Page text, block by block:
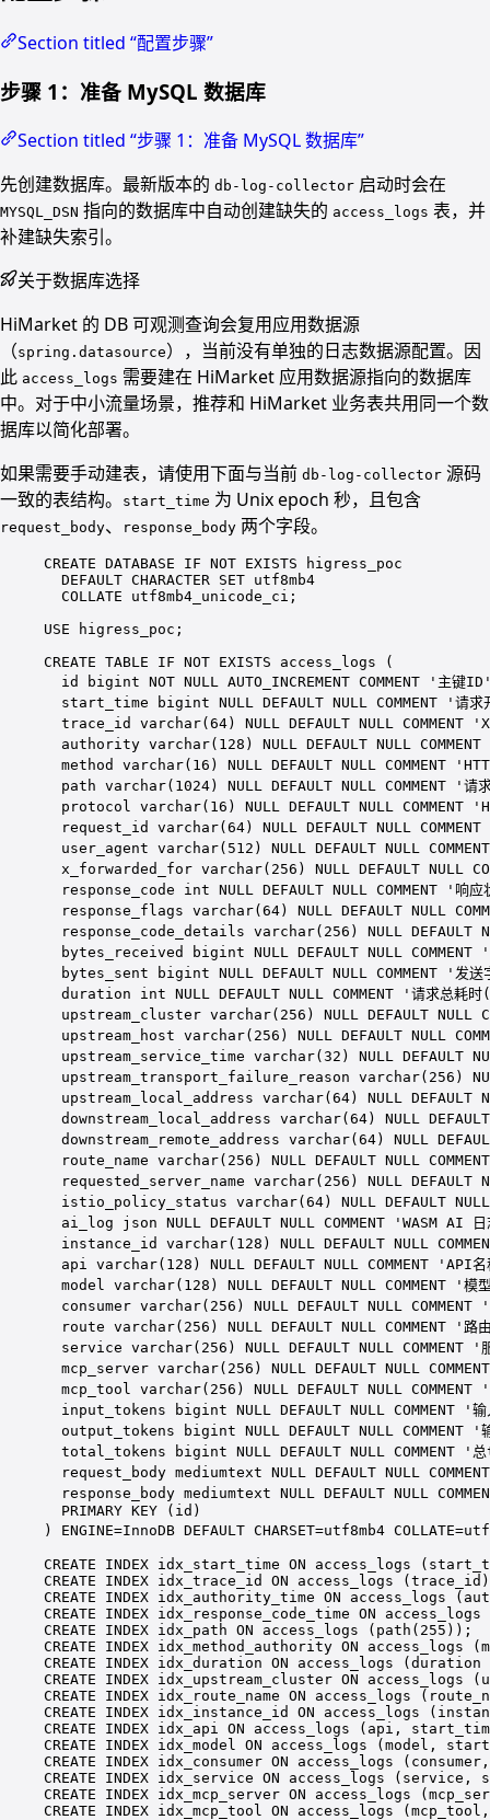
Section titled “配置步骤”
步骤 1：准备 MySQL 数据库
Section titled “步骤 1：准备 MySQL 数据库”
先创建数据库。最新版本的 db-log-collector 启动时会在
MYSQL_DSN 指向的数据库中自动创建缺失的 access_logs 表，并
补建缺失索引。
关于数据库选择
HiMarket 的 DB 可观测查询会复用应用数据源
（spring.datasource），当前没有单独的日志数据源配置。因
此 access_logs 需要建在 HiMarket 应用数据源指向的数据库
中。对于中小流量场景，推荐和 HiMarket 业务表共用同一个数
据库以简化部署。
如果需要手动建表，请使用下面与当前 db-log-collector 源码
一致的表结构。
start_time 为 Unix epoch 秒，且包含
request_body、 response_body 两个字段。
CREATE DATABASE IF NOT EXISTS higress_poc
DEFAULT CHARACTER SET utf8mb4
COLLATE utf8mb4_unicode_ci;
USE higress_poc;
CREATE TABLE IF NOT EXISTS access_logs (
id
bigint NOT NULL AUTO_INCREMENT COMMENT
'主键
start_time
bigint NULL DEFAULT NULL COMMENT
'请
trace_id varchar(64) NULL DEFAULT NULL COMMENT
authority varchar( 128 ) NULL DEFAULT NULL
COMMENT
method varchar( 16 ) NULL DEFAULT NULL COMMENT
path varchar( 1024) NULL DEFAULT NULL COMMENT
'请
protocol varchar( 16 ) NULL DEFAULT NULL COMMENT
request_id varchar(64) NULL DEFAULT NULL
COMMENT
user_agent varchar( 512 ) NULL DEFAULT NULL
x_forwarded_for varchar( 256 ) NULL DEFAULT NULL
response_code int NULL DEFAULT NULL COMMENT
'响
response_flags varchar(64) NULL DEFAULT NULL
response_code_details varchar( 256 ) NULL DEFAULT
bytes_received
bigint NULL DEFAULT NULL COMMENT
'
bytes_sent
bigint NULL DEFAULT NULL COMMENT
'发送
duration int NULL DEFAULT NULL COMMENT
'请求总耗
upstream_cluster varchar( 256 ) NULL DEFAULT NULL
upstream_host varchar( 256 ) NULL DEFAULT NULL
upstream_service_time varchar(32 ) NULL DEFAULT
upstream_transport_failure_reason varchar( 256 )
upstream_local_address varchar(64) NULL DEFAULT
downstream_local_address varchar(64) NULL
DEFAULT
downstream_remote_address varchar(64) NULL
route_name varchar( 256 ) NULL DEFAULT NULL
requested_server_name varchar( 256 ) NULL DEFAULT
istio_policy_status varchar(64) NULL DEFAULT NULL
ai_log json NULL DEFAULT NULL COMMENT
'WASM AI
instance_id varchar( 128 ) NULL DEFAULT NULL
api varchar( 128 ) NULL DEFAULT NULL COMMENT
'API
model varchar( 128 ) NULL DEFAULT NULL COMMENT
'模
consumer varchar( 256 ) NULL DEFAULT NULL COMMENT
'
route varchar( 256 ) NULL DEFAULT NULL COMMENT
'路
service varchar( 256 ) NULL DEFAULT NULL COMMENT
'
mcp_server varchar( 256 ) NULL DEFAULT NULL
mcp_tool varchar( 256 ) NULL DEFAULT NULL COMMENT
input_tokens
bigint NULL DEFAULT NULL COMMENT
'输
output_tokens
bigint NULL DEFAULT NULL COMMENT
'
total_tokens
bigint NULL DEFAULT NULL COMMENT
'
request_body mediumtext NULL DEFAULT NULL
response_body mediumtext NULL DEFAULT NULL
PRIMARY KEY (id)
) ENGINE=InnoDB DEFAULT CHARSET=utf8mb4 COLLATE=
CREATE INDEX idx_start_time ON access_logs
CREATE
INDEX idx_trace_id ON access_logs
CREATE
INDEX idx_authority_time ON access_logs
CREATE
INDEX idx_response_code_time ON
CREATE
INDEX idx_path ON access_logs ( path ( 255 ));
CREATE
INDEX idx_method_authority ON access_logs
CREATE
INDEX idx_duration ON access_logs (duration
CREATE
INDEX idx_upstream_cluster ON access_logs
CREATE
INDEX idx_route_name ON access_logs
CREATE
INDEX idx_instance_id ON access_logs
CREATE
INDEX idx_api ON access_logs (api,
CREATE
INDEX idx_model ON access_logs (model,
CREATE
INDEX idx_consumer ON access_logs
CREATE
INDEX idx_service ON access_logs ( service ,
CREATE
INDEX idx_mcp_server ON access_logs
CREATE
INDEX idx_mcp_tool ON access_logs